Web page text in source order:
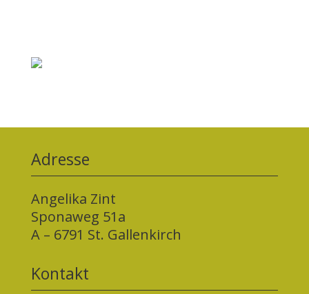
Adresse
Angelika Zint
Sponaweg 51a
A – 6791 St. Gallenkirch
Kontakt